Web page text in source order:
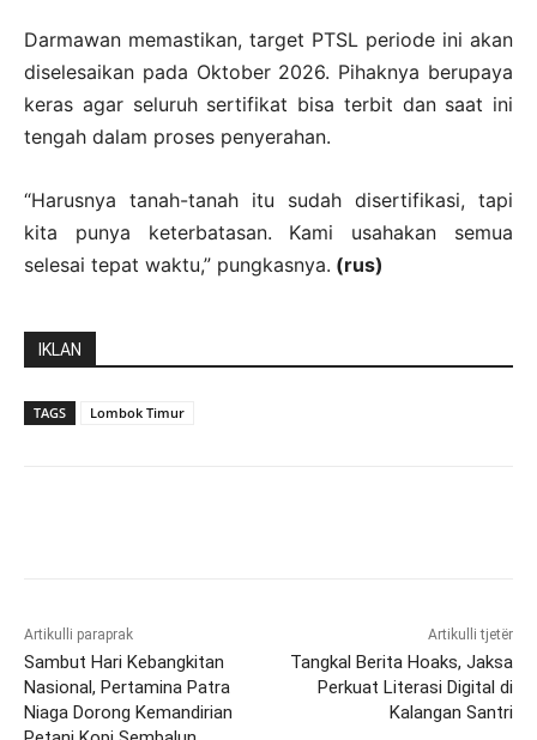
Darmawan memastikan, target PTSL periode ini akan
diselesaikan pada Oktober 2026. Pihaknya berupaya
keras agar seluruh sertifikat bisa terbit dan saat ini
tengah dalam proses penyerahan.
“Harusnya tanah-tanah itu sudah disertifikasi, tapi
kita punya keterbatasan. Kami usahakan semua
selesai tepat waktu,” pungkasnya. (rus)
IKLAN
TAGS Lombok Timur
Artikulli paraprak
Sambut Hari Kebangkitan
Nasional, Pertamina Patra
Niaga Dorong Kemandirian
Artikulli tjetër
Tangkal Berita Hoaks, Jaksa
Perkuat Literasi Digital di
Kalangan Santri